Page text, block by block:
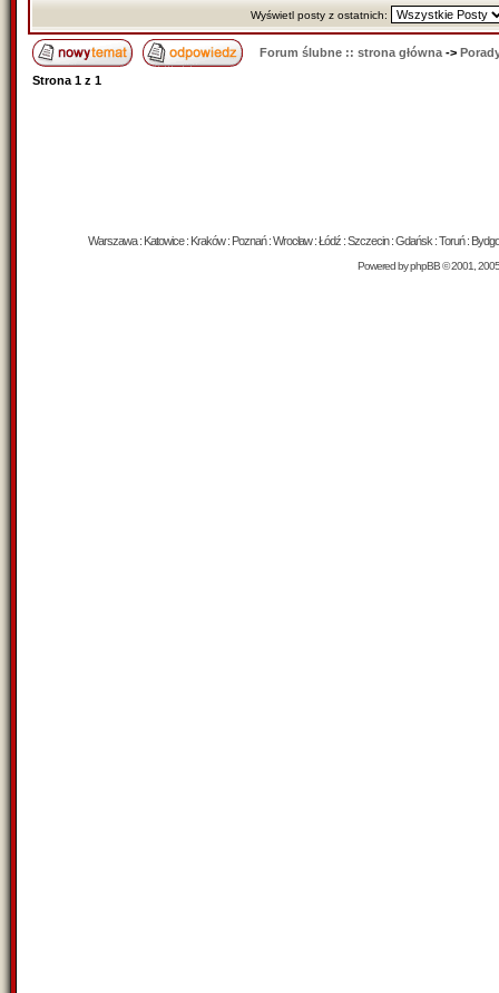
Wyświetl posty z ostatnich:
Forum ślubne :: strona główna ->
Strona 1 z 1
Warszawa : Katowice : Kraków : Poznań : Wrocław : Łódź : Szczecin : Gdańsk : Toruń :
Powered byphpBB© 2001,